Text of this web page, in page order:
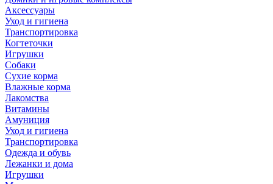
Аксессуары
Уход и гигиена
Транспортировка
Когтеточки
Игрушки
Собаки
Сухие корма
Влажные корма
Лакомства
Витамины
Амуниция
Уход и гигиена
Транспортировка
Одежда и обувь
Лежанки и дома
Игрушки